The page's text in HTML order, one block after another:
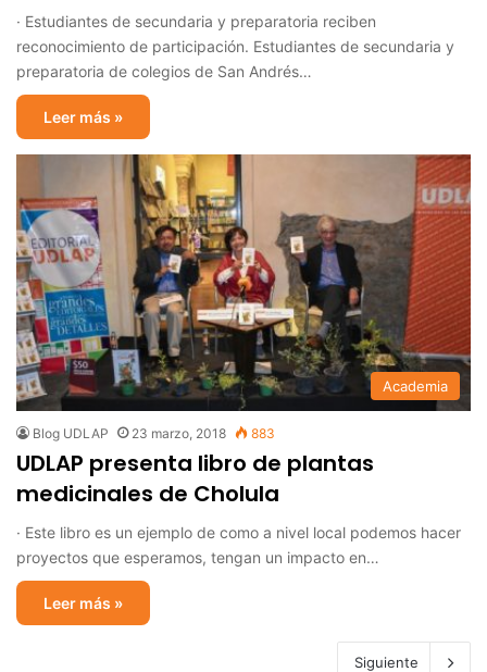
· Estudiantes de secundaria y preparatoria reciben
reconocimiento de participación. Estudiantes de secundaria y
preparatoria de colegios de San Andrés…
Leer más »
Academia
Blog UDLAP 23 marzo, 2018 883
UDLAP presenta libro de plantas
medicinales de Cholula
· Este libro es un ejemplo de como a nivel local podemos hacer
proyectos que esperamos, tengan un impacto en…
Leer más »
Siguiente